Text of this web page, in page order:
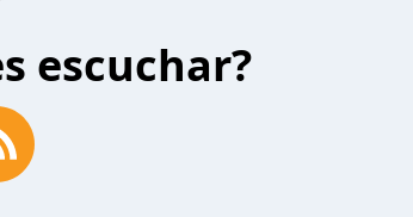
escuchar?